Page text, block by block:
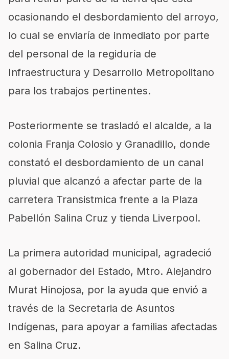
ocasionando el desbordamiento del arroyo,
lo cual se enviaría de inmediato por parte
del personal de la regiduría de
Infraestructura y Desarrollo Metropolitano
para los trabajos pertinentes.
Posteriormente se trasladó el alcalde, a la
colonia Franja Colosio y Granadillo, donde
constató el desbordamiento de un canal
pluvial que alcanzó a afectar parte de la
carretera Transistmica frente a la Plaza
Pabellón Salina Cruz y tienda Liverpool.
La primera autoridad municipal, agradeció
al gobernador del Estado, Mtro. Alejandro
Murat Hinojosa, por la ayuda que envió a
través de la Secretaria de Asuntos
Indígenas, para apoyar a familias afectadas
en Salina Cruz.